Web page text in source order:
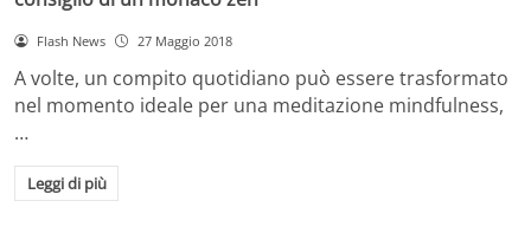
Flash News 27 Maggio 2018
A volte, un compito quotidiano può essere trasformato
nel momento ideale per una meditazione mindfulness,
…
Leggi di più